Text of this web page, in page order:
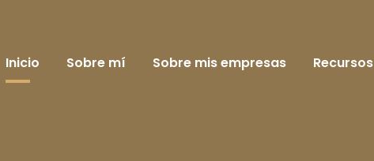
Inicio Sobre mí Sobre mis empresas Recursos